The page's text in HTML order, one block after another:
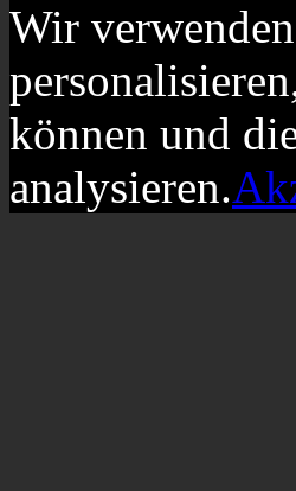
Wir
können und
analysieren.